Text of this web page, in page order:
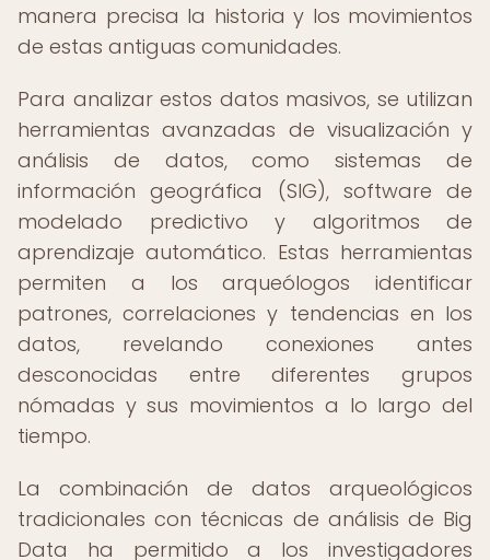
manera precisa la historia y los movimientos
de estas antiguas comunidades.
Para analizar estos datos masivos, se utilizan
herramientas avanzadas de visualización y
análisis de datos, como sistemas de
información geográfica (SIG), software de
modelado predictivo y algoritmos de
aprendizaje automático. Estas herramientas
permiten a los arqueólogos identificar
patrones, correlaciones y tendencias en los
datos, revelando conexiones antes
desconocidas entre diferentes grupos
nómadas y sus movimientos a lo largo del
tiempo.
La combinación de datos arqueológicos
tradicionales con técnicas de análisis de Big
Data ha permitido a los investigadores